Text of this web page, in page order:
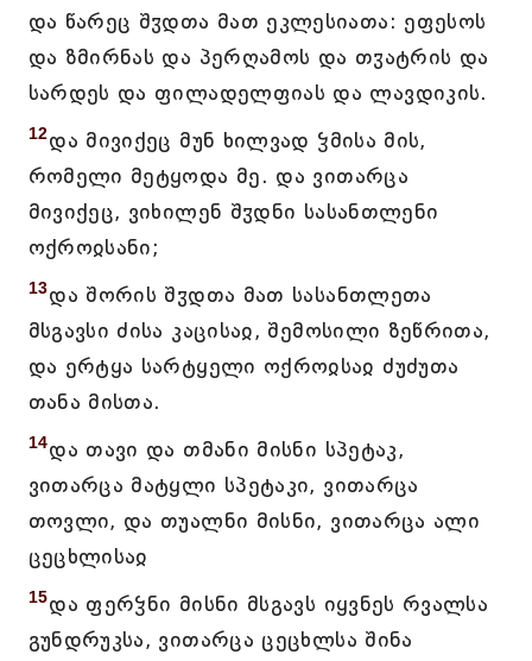
და წარეც შჳდთა მათ ეკლესიათა: ეფესოს
და ზმირნას და პერღამოს და თჳატრის და
სარდეს და ფილადელფიას და ლავდიკის.
12და მივიქეც მუნ ხილვად ჴმისა მის,
რომელი მეტყოდა მე. და ვითარცა
მივიქეც, ვიხილენ შჳდნი სასანთლენი
ოქროჲსანი;
13და შორის შჳდთა მათ სასანთლეთა
მსგავსი ძისა კაცისაჲ, შემოსილი ზეწრითა,
და ერტყა სარტყელი ოქროჲსაჲ ძუძუთა
თანა მისთა.
14და თავი და თმანი მისნი სპეტაკ,
ვითარცა მატყლი სპეტაკი, ვითარცა
თოვლი, და თუალნი მისნი, ვითარცა ალი
ცეცხლისაჲ
15და ფერჴნი მისნი მსგავს იყვნეს რვალსა
გუნდრუკსა, ვითარცა ცეცხლსა შინა